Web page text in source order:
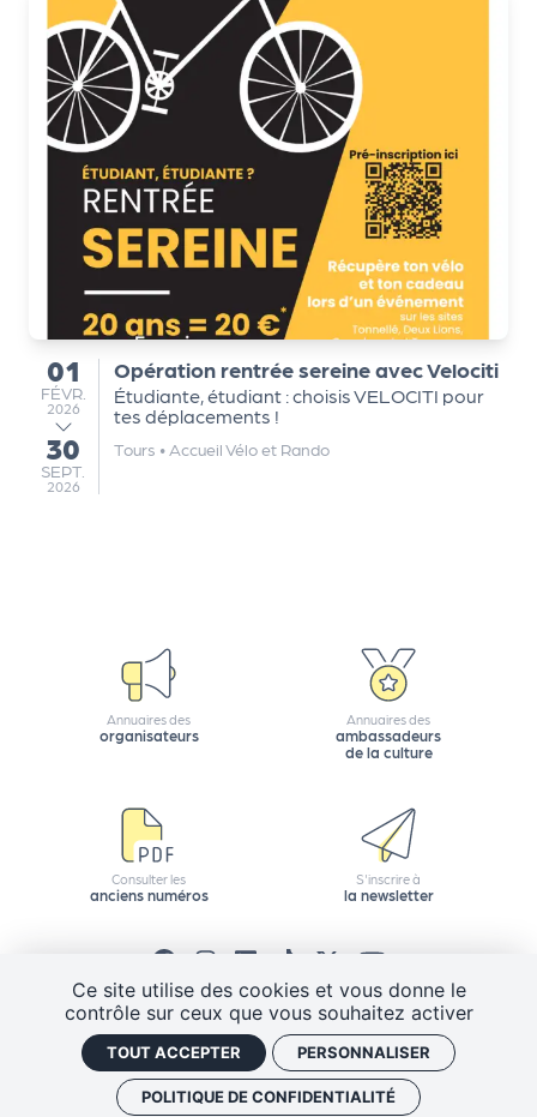
Ce site utilise des cookies et vous donne le
contrôle sur ceux que vous souhaitez activer
TOUT ACCEPTER PERSONNALISER
POLITIQUE DE CONFIDENTIALITÉ
du
01
FÉVRIER
FÉVR.
2026
au
30
SEPTEMBRE
SEPT.
2026
Opération rentrée sereine avec Velociti
Étudiante, étudiant : choisis VELOCITI pour
tes déplacements !
Tours • Accueil Vélo et Rando
Annuaires des
organisateurs
Annuaires des
ambassadeurs
de la culture
Consulter les
anciens numéros
S'inscrire à
la newsletter
CGV Mentions légales
Plan de site
Politique de confidentialité
Gestion des cookies
J'ai un code promo
Retrouver vos commandes
Q
ui
s
n
o
u
s
?
N